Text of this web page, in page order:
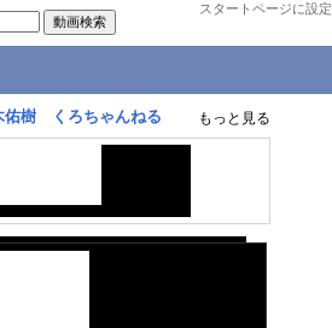
スタートページに設定
佑樹 くろちゃんねる もっと見る